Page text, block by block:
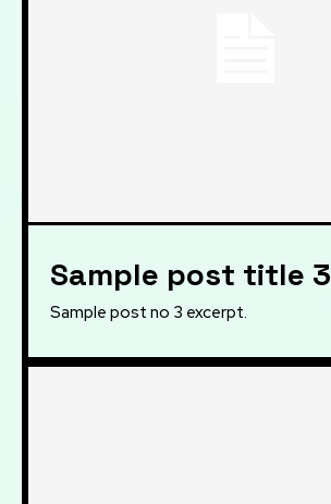
Sample post title 3
Sample post no 3 excerpt.